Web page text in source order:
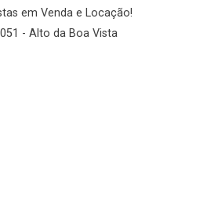
em Venda e Locação!
- Alto da Boa Vista